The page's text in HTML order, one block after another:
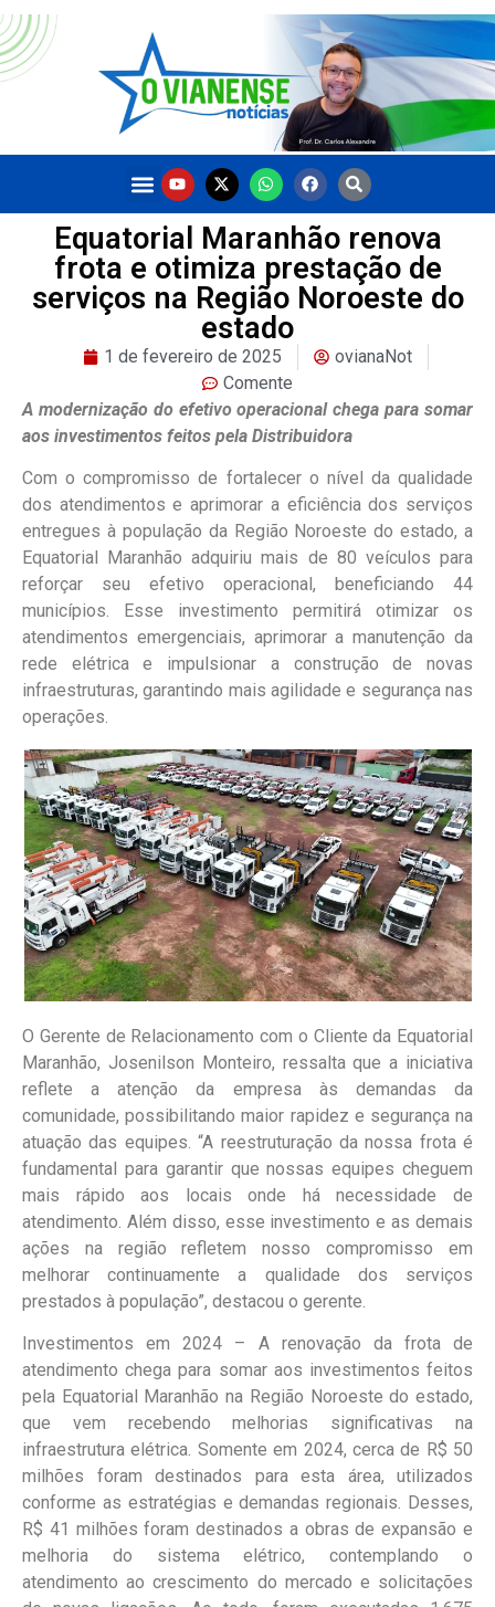
Equatorial Maranhão renova
frota e otimiza prestação de
serviços na Região Noroeste do
estado
1 de fevereiro de 2025
ovianaNot
Comente
A modernização do efetivo operacional chega para somar
aos investimentos feitos pela Distribuidora
Com o compromisso de fortalecer o nível da qualidade
dos atendimentos e aprimorar a eficiência dos serviços
entregues à população da Região Noroeste do estado, a
Equatorial Maranhão adquiriu mais de 80 veículos para
reforçar seu efetivo operacional, beneficiando 44
municípios. Esse investimento permitirá otimizar os
atendimentos emergenciais, aprimorar a manutenção da
rede elétrica e impulsionar a construção de novas
infraestruturas, garantindo mais agilidade e segurança nas
operações.
O Gerente de Relacionamento com o Cliente da Equatorial
Maranhão, Josenilson Monteiro, ressalta que a iniciativa
reflete a atenção da empresa às demandas da
comunidade, possibilitando maior rapidez e segurança na
atuação das equipes. “A reestruturação da nossa frota é
fundamental para garantir que nossas equipes cheguem
mais rápido aos locais onde há necessidade de
atendimento. Além disso, esse investimento e as demais
ações na região refletem nosso compromisso em
melhorar continuamente a qualidade dos serviços
prestados à população”, destacou o gerente.
Investimentos em 2024 – A renovação da frota de
atendimento chega para somar aos investimentos feitos
pela Equatorial Maranhão na Região Noroeste do estado,
que vem recebendo melhorias significativas na
infraestrutura elétrica. Somente em 2024, cerca de R$ 50
milhões foram destinados para esta área, utilizados
conforme as estratégias e demandas regionais. Desses,
R$ 41 milhões foram destinados a obras de expansão e
melhoria do sistema elétrico, contemplando o
atendimento ao crescimento do mercado e solicitações